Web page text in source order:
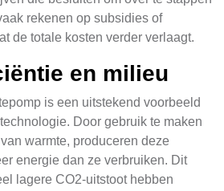
rekenen op subsidies of
de totale kosten verder verlaagt.
en milieu
is een uitstekend voorbeeld
Door gebruik te maken
warmte, produceren deze
energie dan ze verbruiken. Dit
lagere CO2-uitstoot hebben